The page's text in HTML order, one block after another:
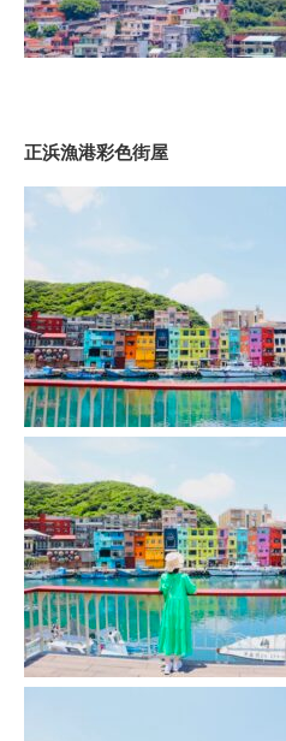
正浜漁港彩色街屋